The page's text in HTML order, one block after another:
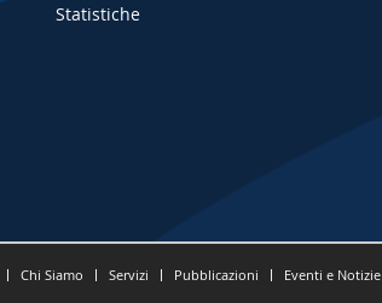
Statistiche
Chi Siamo Servizi Pubblicazioni Eventi e Notizie